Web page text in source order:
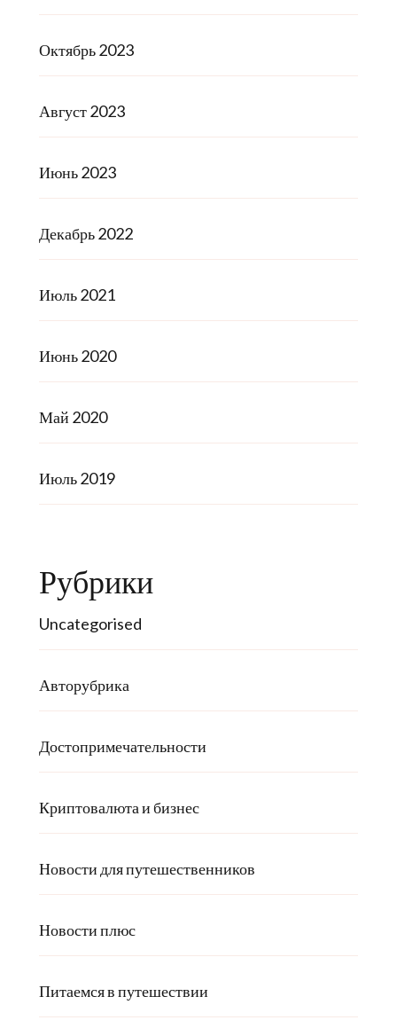
Октябрь 2023
Август 2023
Июнь 2023
Декабрь 2022
Июль 2021
Июнь 2020
Май 2020
Июль 2019
Рубрики
Uncategorised
Авторубрика
Достопримечательности
Криптовалюта и бизнес
Новости для путешественников
Новости плюс
Питаемся в путешествии